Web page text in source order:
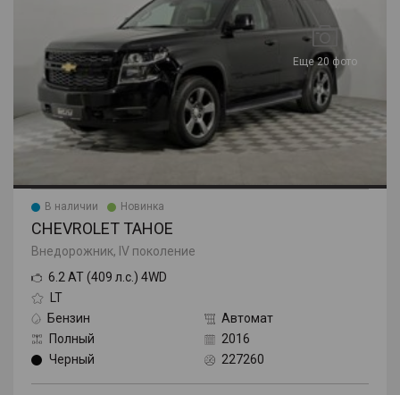
Еще 20 фото
В наличии Новинка
CHEVROLET TAHOE
Внедорожник, IV поколение
6.2 AT (409 л.с.) 4WD
LT
Бензин
Автомат
Полный
2016
Черный
227260